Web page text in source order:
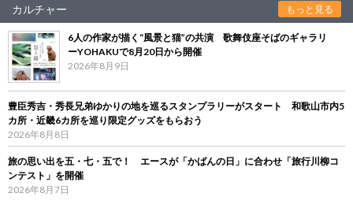
カルチャー もっと見る
6人の作家が描く“風景と猫”の共演 歌舞伎座そばのギャラリ
ーYOHAKUで8月20日から開催
2026年8月9日
豊臣秀吉・秀長兄弟ゆかりの地を巡るスタンプラリーがスタート 和歌山市内5
カ所・近畿6カ所を巡り限定グッズをもらおう
2026年8月8日
旅の思い出を五・七・五で！ エースが「かばんの日」に合わせ「旅行川柳コ
ンテスト」を開催
2026年8月7日